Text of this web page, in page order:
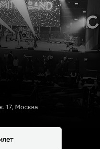
17, Москва